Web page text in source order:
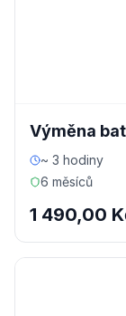
Výměna
~ 3 hodiny
6 měsíců
1 490,00